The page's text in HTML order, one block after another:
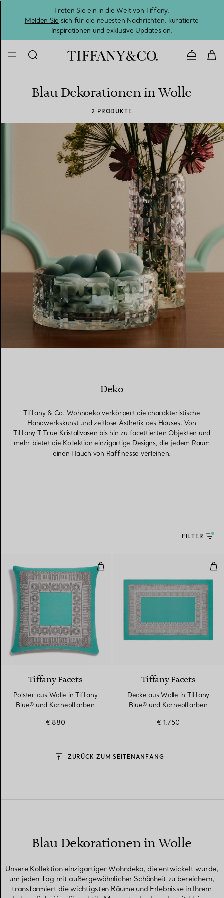
Treten Sie ein in die Welt von Tiffany.
Melden Sie sich für die neuesten Nachrichten, kuratierte
Inspirationen und exklusive Updates an.
Blau Dekorationen in Wolle
2 PRODUKTE
Deko
Tiffany & Co. Wohndeko verkörpert die charakteristische
Handwerkskunst und zeitlose Ästhetik des Hauses. Von
Tiffany T True Kristallvasen bis hin zu facettierten Objekten und
mehr bietet die Kollektion einzigartige Designs, die jedem Raum
einen Hauch von Raffinesse verleihen.
FILTER
Polster aus Wolle in Tiffany
Tiffany Facets
Polster aus Wolle in Tiffany
Blue® und Karneolfarben
€ 880
Tiffany Facets
Decke aus Wolle in Tiffany
Blue® und Karneolfarben
€ 1.750
ZURÜCK ZUM SEITENANFANG
Blau Dekorationen in Wolle
Unsere Kollektion einzigartiger Wohndeko, die entwickelt wurde,
um jeden Tag mit außergewöhnlicher Schönheit zu bereichern,
transformiert die wichtigsten Räume und Erlebnisse in Ihrem